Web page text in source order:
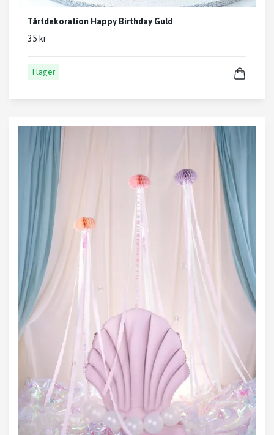
Tårtdekoration Happy Birthday Guld
35 kr
I lager